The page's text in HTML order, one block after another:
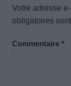
Votre adresse
obligatoires
Commentaire *